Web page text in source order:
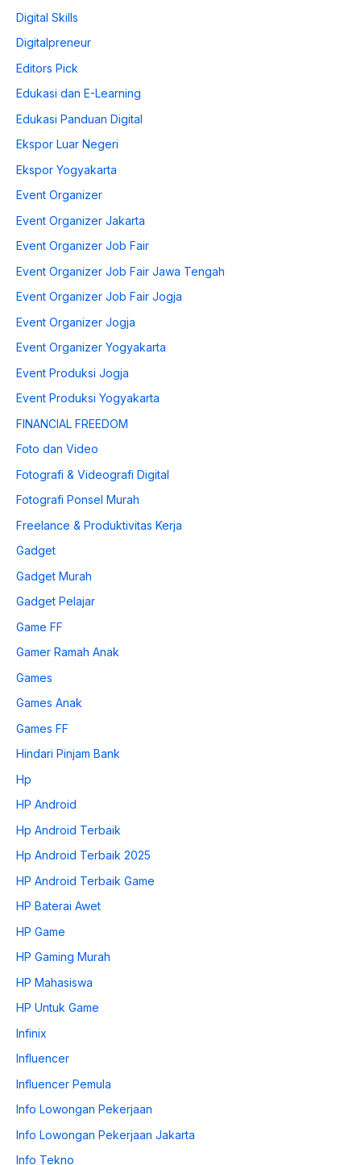
Digital Skills
Digitalpreneur
Editors Pick
Edukasi dan E-Learning
Edukasi Panduan Digital
Ekspor Luar Negeri
Ekspor Yogyakarta
Event Organizer
Event Organizer Jakarta
Event Organizer Job Fair
Event Organizer Job Fair Jawa Tengah
Event Organizer Job Fair Jogja
Event Organizer Jogja
Event Organizer Yogyakarta
Event Produksi Jogja
Event Produksi Yogyakarta
FINANCIAL FREEDOM
Foto dan Video
Fotografi & Videografi Digital
Fotografi Ponsel Murah
Freelance & Produktivitas Kerja
Gadget
Gadget Murah
Gadget Pelajar
Game FF
Gamer Ramah Anak
Games
Games Anak
Games FF
Hindari Pinjam Bank
Hp
HP Android
Hp Android Terbaik
Hp Android Terbaik 2025
HP Android Terbaik Game
HP Baterai Awet
HP Game
HP Gaming Murah
HP Mahasiswa
HP Untuk Game
Infinix
Influencer
Influencer Pemula
Info Lowongan Pekerjaan
Info Lowongan Pekerjaan Jakarta
Info Tekno